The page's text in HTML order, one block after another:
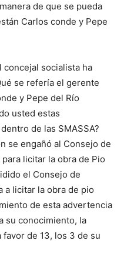
de que se pueda
Carlos conde y Pepe
concejal socialista ha
se refería el gerente
y Pepe del Río
usted estas
de las SMASSA?
se engañó al Consejo de
licitar la obra de Pio
el Consejo de
a licitar la obra de pio
de esta advertencia
su conocimiento, la
de 13, los 3 de su